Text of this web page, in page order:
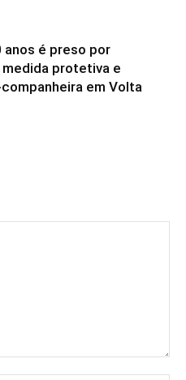
anos é preso por
protetiva e
em Volta